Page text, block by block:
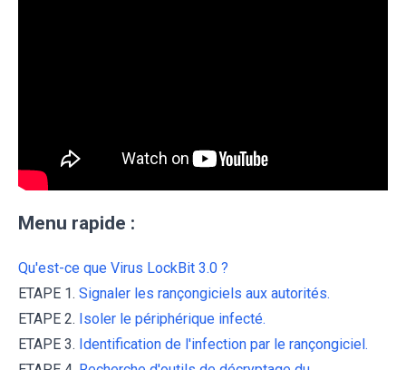
Menu rapide :
Qu'est-ce que Virus LockBit 3.0 ?
ETAPE 1. Signaler les rançongiciels aux autorités.
ETAPE 2. Isoler le périphérique infecté.
ETAPE 3. Identification de l'infection par le rançongiciel.